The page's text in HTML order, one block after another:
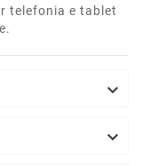
telefonia e tablet

